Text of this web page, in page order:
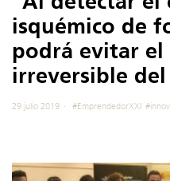
isquémico de
podrá evitar el
irreversible del
29 julio 2019 #EmprendedorXXI